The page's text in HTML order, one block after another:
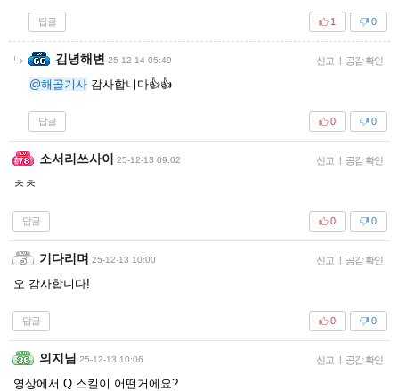
답글 0
1
김녕해변 25-12-14 05:49 신고 | 공감 확인
@해골기사 감사합니다👍👍
답글 0
0
소서리쓰사이 25-12-13 09:02 신고 | 공감 확인
ㅊㅊ
답글 0
0
기다리며 25-12-13 10:00 신고 | 공감 확인
오 감사합니다!
답글 0
0
의지님 25-12-13 10:06 신고 | 공감 확인
영상에서 Q 스킬이 어떤거에요?